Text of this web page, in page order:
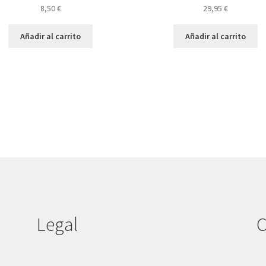
8,50€
Añadir al carrito
29,95 €
Añadir al carrito
Legal